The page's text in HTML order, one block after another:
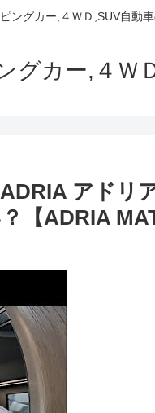
ングカー,４ＷＤ,SUV自動
グカー,４Ｗ
アドリ
【ADRIA